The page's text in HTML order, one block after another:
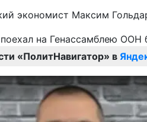
экономист Максим
«ПолитНавигатор» в